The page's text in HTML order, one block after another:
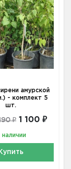
амурской
- комплект 5
шт.
₽ 1 100 ₽
наличии